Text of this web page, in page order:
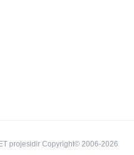
projesidir Copyright© 2006-2026